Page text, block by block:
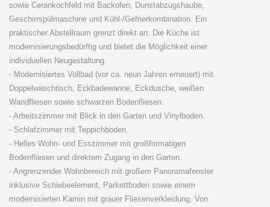
sowie Cerankochfeld mit Backofen, Dunstabzugshaube,
Geschirrspülmaschine und Kühl-/Gefrierkombination. Ein
praktischer Abstellraum grenzt direkt an. Die Küche ist
modernisierungsbedürftig und bietet die Möglichkeit einer
individuellen Neugestaltung.
- Modernisiertes Vollbad (vor ca. neun Jahren erneuert) mit
Doppelwaschtisch, Eckbadewanne, Eckdusche, weißen
Wandfliesen sowie schwarzen Bodenfliesen.
- Arbeitszimmer mit Blick in den Garten und Vinylboden.
- Schlafzimmer mit Teppichboden.
- Helles Wohn- und Esszimmer mit großformatigen
Bodenfliesen und direktem Zugang in den Garten.
- Angrenzender Wohnbereich mit großem Panoramafenster
inklusive Schiebeelement, Parkettboden sowie einem
modernisierten Kamin mit grauer Fliesenverkleidung. Von